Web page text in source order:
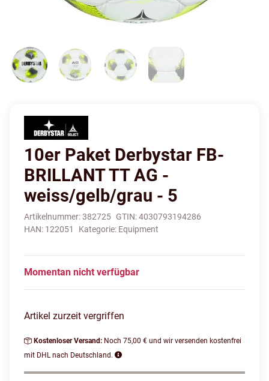
10er Paket Derbystar FB-
BRILLANT TT AG -
weiss/gelb/grau - 5
Artikelnummer:382725 GTIN:4030793194286
HAN: 122051 Kategorie: Equipment
Momentan nicht verfügbar
Artikel zurzeit vergriffen
Kostenloser Versand: Noch 75,00 € und wir versenden kostenfrei
mit DHL nach Deutschland.